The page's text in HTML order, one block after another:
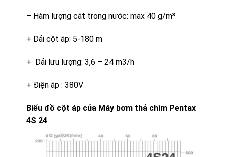
– Hàm lượng cát trong nước: max 40 g/m³
+ Dải cột áp: 5-180 m
+ Dải lưu lượng: 3,6 – 24 m3/h
+ Điện áp : 380V
Biểu đồ cột áp của Máy bơm thả chìm Pentax
4S 24